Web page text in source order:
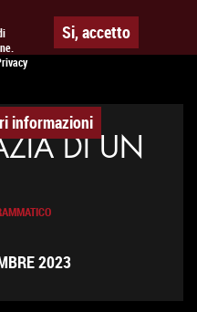
Si, accetto
informazioni
DI UN
2023